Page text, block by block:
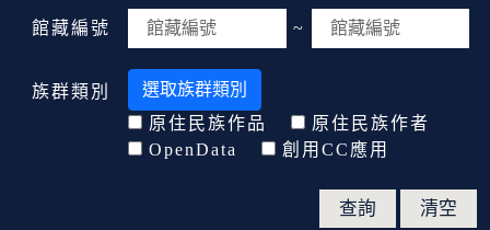
館藏編號 ~
族群類別
選取族群類別
原住民族作品
原住民族作者
OpenData
創用CC應用